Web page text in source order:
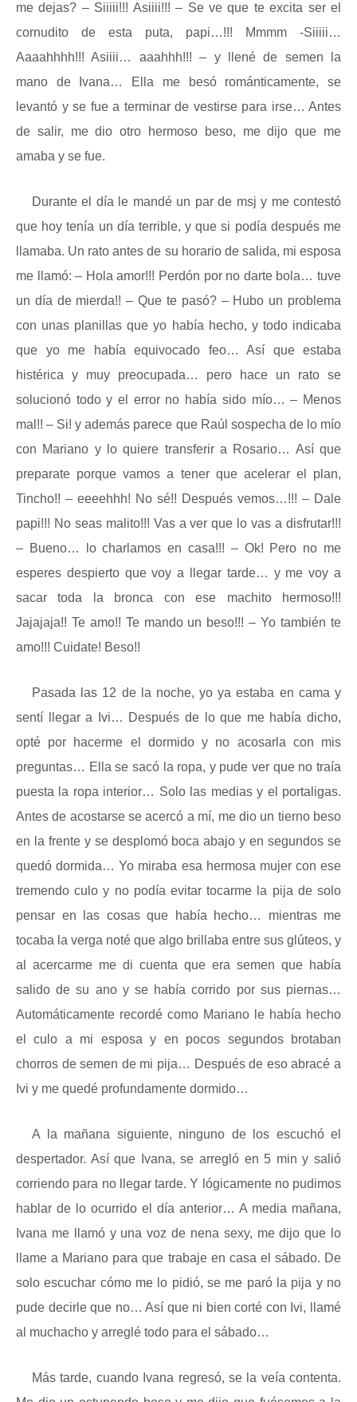
me dejas? – Siiiii!!! Asiiii!!! – Se ve que te excita ser el
cornudito de esta puta, papi…!!! Mmmm -Siiiii…
Aaaahhhh!!! Asiiii… aaahhh!!! – y llené de semen la
mano de Ivana… Ella me besó románticamente, se
levantó y se fue a terminar de vestirse para irse… Antes
de salir, me dio otro hermoso beso, me dijo que me
amaba y se fue.
Durante el día le mandé un par de msj y me contestó
que hoy tenía un día terrible, y que si podía después me
llamaba. Un rato antes de su horario de salida, mi esposa
me llamó: – Hola amor!!! Perdón por no darte bola… tuve
un día de mierda!! – Que te pasó? – Hubo un problema
con unas planillas que yo había hecho, y todo indicaba
que yo me había equivocado feo… Así que estaba
histérica y muy preocupada… pero hace un rato se
solucionó todo y el error no había sido mío… – Menos
mal!! – Si! y además parece que Raúl sospecha de lo mío
con Mariano y lo quiere transferir a Rosario… Así que
preparate porque vamos a tener que acelerar el plan,
Tincho!! – eeeehhh! No sé!! Después vemos…!!! – Dale
papi!!! No seas malito!!! Vas a ver que lo vas a disfrutar!!!
– Bueno… lo charlamos en casa!!! – Ok! Pero no me
esperes despierto que voy a llegar tarde… y me voy a
sacar toda la bronca con ese machito hermoso!!!
Jajajaja!! Te amo!! Te mando un beso!!! – Yo también te
amo!!! Cuidate! Beso!!
Pasada las 12 de la noche, yo ya estaba en cama y
sentí llegar a Ivi… Después de lo que me había dicho,
opté por hacerme el dormido y no acosarla con mis
preguntas… Ella se sacó la ropa, y pude ver que no traía
puesta la ropa interior… Solo las medias y el portaligas.
Antes de acostarse se acercó a mí, me dio un tierno beso
en la frente y se desplomó boca abajo y en segundos se
quedó dormida… Yo miraba esa hermosa mujer con ese
tremendo culo y no podía evitar tocarme la pija de solo
pensar en las cosas que había hecho… mientras me
tocaba la verga noté que algo brillaba entre sus glúteos, y
al acercarme me di cuenta que era semen que había
salido de su ano y se había corrido por sus piernas…
Automáticamente recordé como Mariano le había hecho
el culo a mi esposa y en pocos segundos brotaban
chorros de semen de mi pija… Después de eso abracé a
Ivi y me quedé profundamente dormido…
A la mañana siguiente, ninguno de los escuchó el
despertador. Así que Ivana, se arregló en 5 min y salió
corriendo para no llegar tarde. Y lógicamente no pudimos
hablar de lo ocurrido el día anterior… A media mañana,
Ivana me llamó y una voz de nena sexy, me dijo que lo
llame a Mariano para que trabaje en casa el sábado. De
solo escuchar cómo me lo pidió, se me paró la pija y no
pude decirle que no… Así que ni bien corté con Ivi, llamé
al muchacho y arreglé todo para el sábado…
Más tarde, cuando Ivana regresó, se la veía contenta.